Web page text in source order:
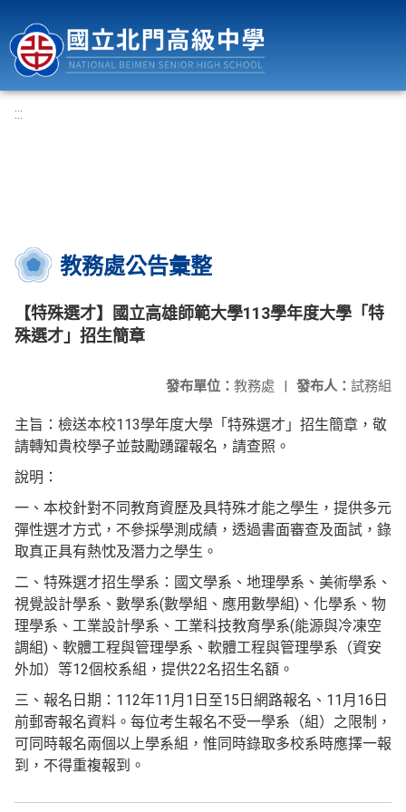
:::
教務處公告彙整
【特殊選才】國立高雄師範大學113學年度大學「特
殊選才」招生簡章
發布人： 試務組
發布單位： 教務處 |
主旨：檢送本校113學年度大學「特殊選才」招生簡章，敬
請轉知貴校學子並鼓勵踴躍報名，請查照。
說明：
一、本校針對不同教育資歷及具特殊才能之學生，提供多元
彈性選才方式，不參採學測成績，透過書面審查及面試，錄
取真正具有熱忱及潛力之學生。
二、特殊選才招生學系：國文學系、地理學系、美術學系、
視覺設計學系、數學系(數學組、應用數學組)、化學系、物
理學系、工業設計學系、工業科技教育學系(能源與冷凍空
調組)、軟體工程與管理學系、軟體工程與管理學系（資安
外加）等12個校系組，提供22名招生名額。
三、報名日期：112年11月1日至15日網路報名、11月16日
前郵寄報名資料。每位考生報名不受一學系（組）之限制，
可同時報名兩個以上學系組，惟同時錄取多校系時應擇一報
到，不得重複報到。